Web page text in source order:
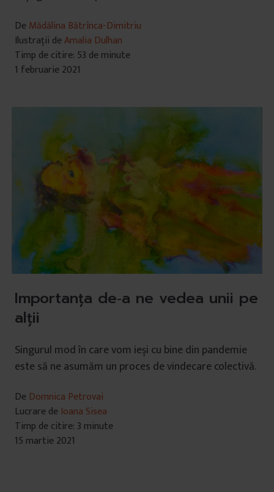
DeMădălina Bătrînca-Dimitriu
Ilustrații deAmalia Dulhan
Timp de citire: 53 de minute
1 februarie 2021
Importanța de‐a ne vedea unii pe
alții
Singurul mod în care vom ieși cu bine din pandemie
este să ne asumăm un proces de vindecare colectivă.
De Domnica Petrovai
Lucrare de Ioana Sisea
Timp de citire: 3 minute
15 martie 2021